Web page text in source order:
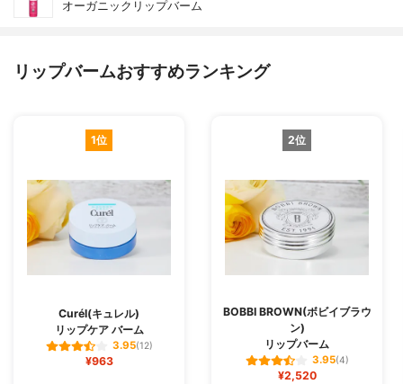
オーガニックリップバーム
リップバームおすすめランキング
1位
Curél(キュレル)
リップケア バーム
3.95(12)
¥963
2位
BOBBI BROWN(ボビイブラウ
ン)
リップバーム
3.95(4)
¥2,520